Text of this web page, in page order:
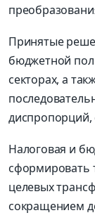
Принятые
бюджетной
секторах, а
Налоговая и
сформировать
целевых
сокращением